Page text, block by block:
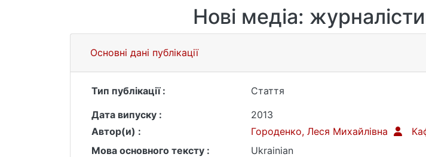
Нові медіа:
Основні дані публікації
Тип публікації :
Стаття
Дата випуску :
2013
Автор(и) :
Городенко, Леся Михайлівна
Мова основного тексту :
Ukrainian